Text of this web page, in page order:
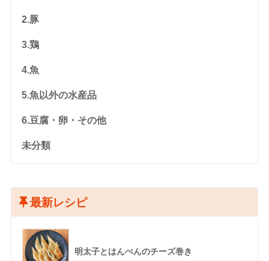
2.豚
3.鶏
4.魚
5.魚以外の水産品
6.豆腐・卵・その他
未分類
最新レシピ
明太子とはんぺんのチーズ巻き